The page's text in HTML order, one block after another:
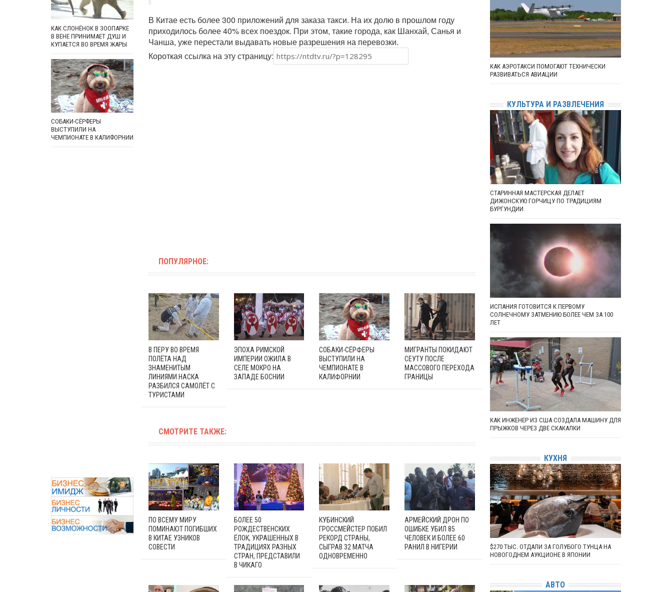
В Китае есть более 300 приложений для заказа такси. На их долю в прошлом году
приходилось более 40% всех поездок. При этом, такие города, как Шанхай, Санья и
Чанша, уже перестали выдавать новые разрешения на перевозки.
Короткая ссылка на эту страницу:
ПОПУЛЯРНОЕ:
В ПЕРУ ВО ВРЕМЯ
ПОЛЁТА НАД
ЗНАМЕНИТЫМ
ЛИНИЯМИ НАСКА
РАЗБИЛСЯ САМОЛЁТ С
ТУРИСТАМИ
ЭПОХА РИМСКОЙ
ИМПЕРИИ ОЖИЛА В
СЕЛЕ МОКРО НА
ЗАПАДЕ БОСНИИ
СОБАКИ-СЁРФЕРЫ
ВЫСТУПИЛИ НА
ЧЕМПИОНАТЕ В
КАЛИФОРНИИ
МИГРАНТЫ ПОКИДАЮТ
СЕУТУ ПОСЛЕ
МАССОВОГО ПЕРЕХОДА
ГРАНИЦЫ
СМОТРИТЕ ТАКЖЕ:
ПО ВСЕМУ МИРУ
ПОМИНАЮТ ПОГИБШИХ
В КИТАЕ УЗНИКОВ
СОВЕСТИ
БОЛЕЕ 50
РОЖДЕСТВЕНСКИХ
ЁЛОК, УКРАШЕННЫХ В
ТРАДИЦИЯХ РАЗНЫХ
СТРАН, ПРЕДСТАВИЛИ
В ЧИКАГО
КУБИНСКИЙ
ГРОССМЕЙСТЕР ПОБИЛ
РЕКОРД СТРАНЫ,
СЫГРАВ 32 МАТЧА
ОДНОВРЕМЕННО
АРМЕЙСКИЙ ДРОН ПО
ОШИБКЕ УБИЛ 85
ЧЕЛОВЕК И БОЛЕЕ 60
РАНИЛ В НИГЕРИИ
КАК СЛОНЁНОК В ЗООПАРКЕ
В ВЕНЕ ПРИНИМАЕТ ДУШ И
КУПАЕТСЯ ВО ВРЕМЯ ЖАРЫ
СОБАКИ-СЁРФЕРЫ
ВЫСТУПИЛИ НА
ЧЕМПИОНАТЕ В КАЛИФОРНИИ
КАК АЭРОТАКСИ ПОМОГАЮТ ТЕХНИЧЕСКИ
РАЗВИВАТЬСЯ АВИАЦИИ
КУЛЬТУРА И РАЗВЛЕЧЕНИЯ
СТАРИННАЯ МАСТЕРСКАЯ ДЕЛАЕТ
ДИЖОНСКУЮ ГОРЧИЦУ ПО ТРАДИЦИЯМ
БУРГУНДИИ
ИСПАНИЯ ГОТОВИТСЯ К ПЕРВОМУ
СОЛНЕЧНОМУ ЗАТМЕНИЮ БОЛЕЕ ЧЕМ ЗА 100
ЛЕТ
КАК ИНЖЕНЕР ИЗ США СОЗДАЛА МАШИНУ ДЛЯ
ПРЫЖКОВ ЧЕРЕЗ ДВЕ СКАКАЛКИ
КУХНЯ
$270 ТЫС. ОТДАЛИ ЗА ГОЛУБОГО ТУНЦА НА
НОВОГОДНЕМ АУКЦИОНЕ В ЯПОНИИ
АВТО